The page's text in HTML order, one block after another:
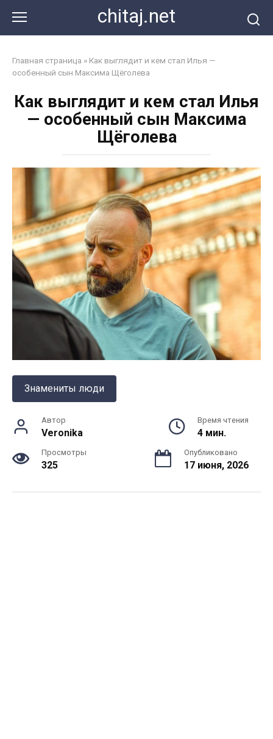
контенту
chitaj.net
Главная страница » Как выглядит и кем стал Илья —
особенный сын Максима Щёголева
Как выглядит и кем стал Илья
— особенный сын Максима
Щёголева
Знамениты люди
Автор
Veronika
Время чтения
4 мин.
Просмотры
325
Опубликовано
17 июня, 2026